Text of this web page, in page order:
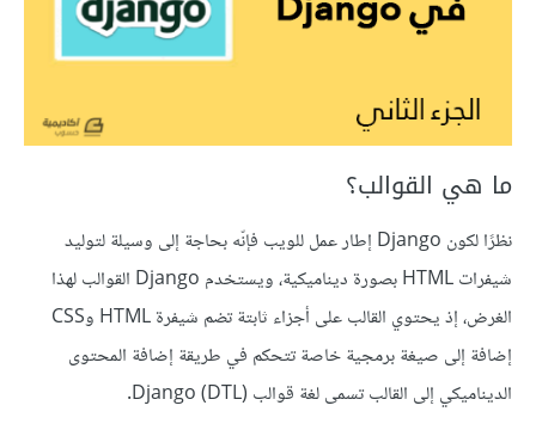
ما هي القوالب؟
نظرًا لكون Django إطار عمل للويب فإنّه بحاجة إلى وسيلة لتوليد
شيفرات HTML بصورة ديناميكية، ويستخدم Django القوالب لهذا
الغرض، إذ يحتوي القالب على أجزاء ثابتة تضم شيفرة HTML وCSS
إضافة إلى صيغة برمجية خاصة تتحكم في طريقة إضافة المحتوى
الديناميكي إلى القالب تسمى لغة قوالب Django (DTL).